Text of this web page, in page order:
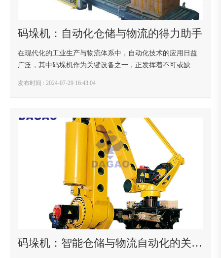
码垛机：自动化仓储与物流的得力助手
在现代化的工业生产与物流体系中，自动化技术的应用日益
广泛，其中码垛机作为关键设备之一，正发挥着不可或缺的
发布时间 : 2024-07-29 16:43:04
码垛机：智能仓储与物流自动化的关键角色